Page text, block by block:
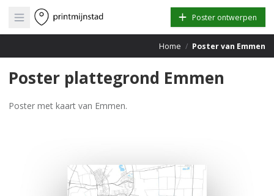
Open main menu Poster ontwerpen
Home / Poster van Emmen
Poster plattegrond Emmen
Poster met kaart van Emmen.